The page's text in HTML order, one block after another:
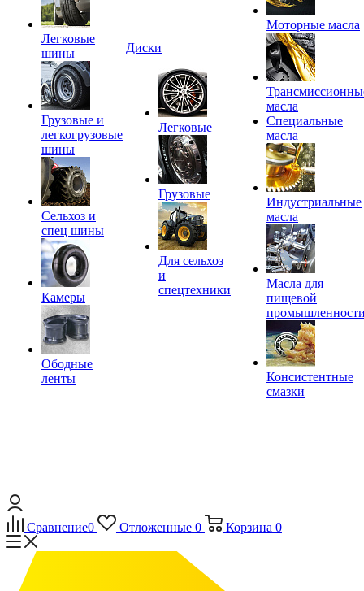
Легковые
шины
Грузовые и
легкогрузовые
шины
Сельхоз и
спец шины
Камеры
Ободные
ленты
Диски
Легковые
Грузовые
Для сельхоз
и
спецтехники
Моторные масла
масла
Специальные
масла
Индустриальные
масла
Масла для
пищевой
Консистентные
смазки
Сравнение0 Отложенные 0 Корзина 0